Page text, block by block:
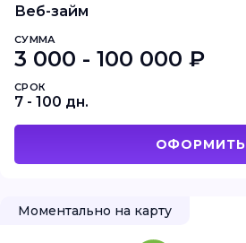
Веб-займ
СУММА
3 000 - 100 000 ₽
СРОК
7 - 100 дн.
ОФОРМИТЬ
Моментально на карту